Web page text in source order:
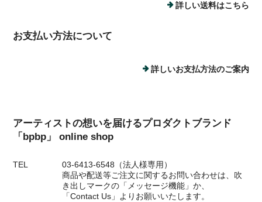
詳しい送料はこちら
お支払い方法について
詳しいお支払方法のご案内
アーティストの想いを届けるプロダクトブランド
「bpbp」 online shop
TEL
03-6413-6548（法人様専用）
商品や配送等ご注文に関するお問い合わせは、吹
き出しマークの「メッセージ機能」か、
「Contact Us」よりお願いいたします。